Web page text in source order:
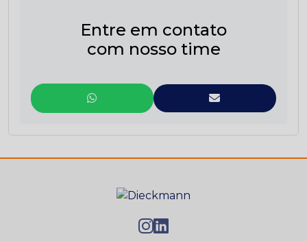
Linha Simples
Painel Didático de Sistema de Lubrificação
Entre em contato
com nosso time